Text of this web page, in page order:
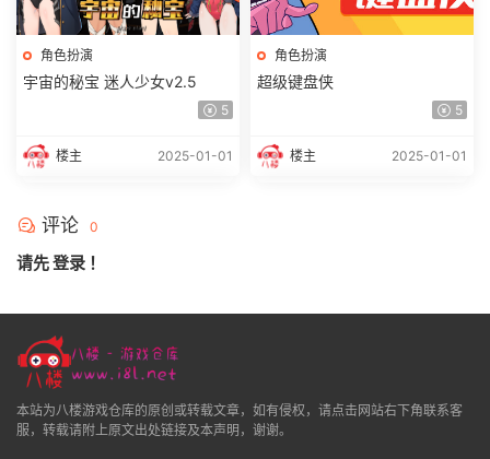
角色扮演
宇宙的秘宝 迷人少女v2.5
5
楼主 2025-01-01
角色扮演
超级键盘侠
5
楼主 2025-01-01
评论 0
请先登录 ！
本站为八楼游戏仓库的原创或转载文章，如有侵权，请点击网站右下角联系客
服，转载请附上原文出处链接及本声明，谢谢。